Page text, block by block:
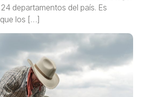
departamentos del país. Es
los […]